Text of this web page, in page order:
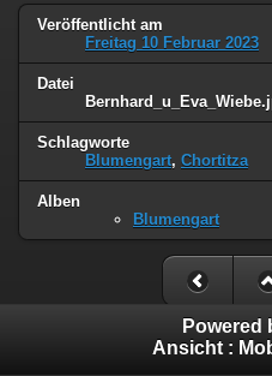
Veröffentlicht am
Freitag 10 Februar 2023
Datei
Schlagworte
Blumengart, Chortitza
Alben
Blumengart
Powered
Ansicht :